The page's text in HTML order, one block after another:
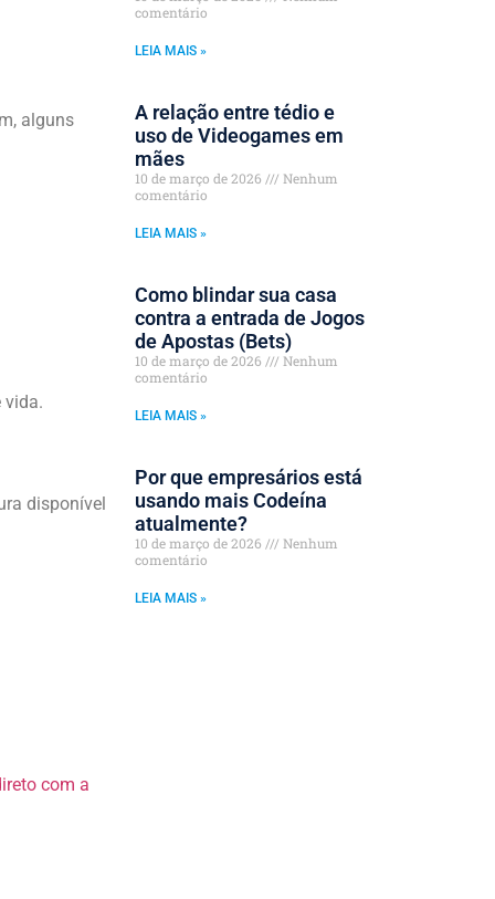
alguns
vida.
disponível
com a
comentário
LEIA MAIS »
A relação entre tédio e
uso de Videogames em
mães
10 de março de 2026
Nenhum
comentário
LEIA MAIS »
Como blindar sua casa
contra a entrada de Jogos
de Apostas (Bets)
10 de março de 2026
Nenhum
comentário
LEIA MAIS »
Por que empresários está
usando mais Codeína
atualmente?
10 de março de 2026
Nenhum
comentário
LEIA MAIS »